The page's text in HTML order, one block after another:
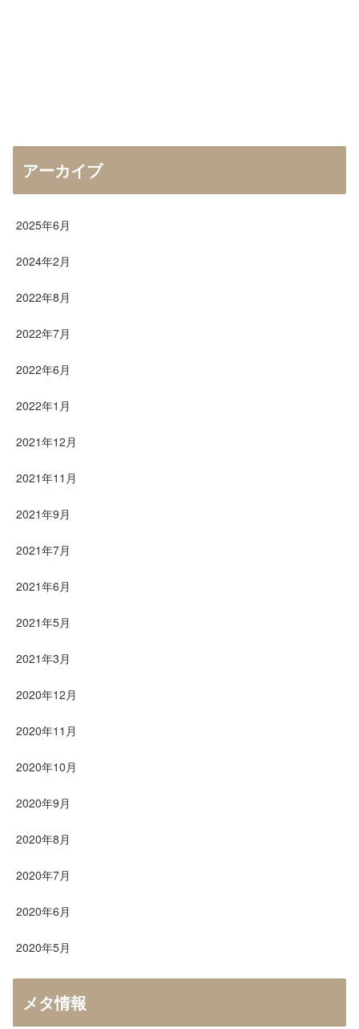
アーカイブ
2025年6月
2024年2月
2022年8月
2022年7月
2022年6月
2022年1月
2021年12月
2021年11月
2021年9月
2021年7月
2021年6月
2021年5月
2021年3月
2020年12月
2020年11月
2020年10月
2020年9月
2020年8月
2020年7月
2020年6月
2020年5月
メタ情報